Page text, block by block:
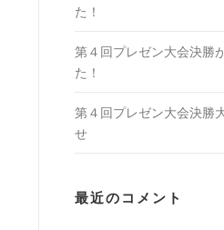
た！
第４回プレゼン大会決勝
た！
第４回プレゼン大会決勝
せ
最近のコメント